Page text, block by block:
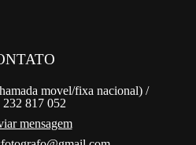
movel/fixa nacional) /
817 052
mensagem